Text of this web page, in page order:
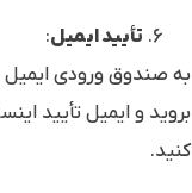
تأیید ایمیل:
به صندوق ورودی
بروید و ایمیل تأیید
کنید.